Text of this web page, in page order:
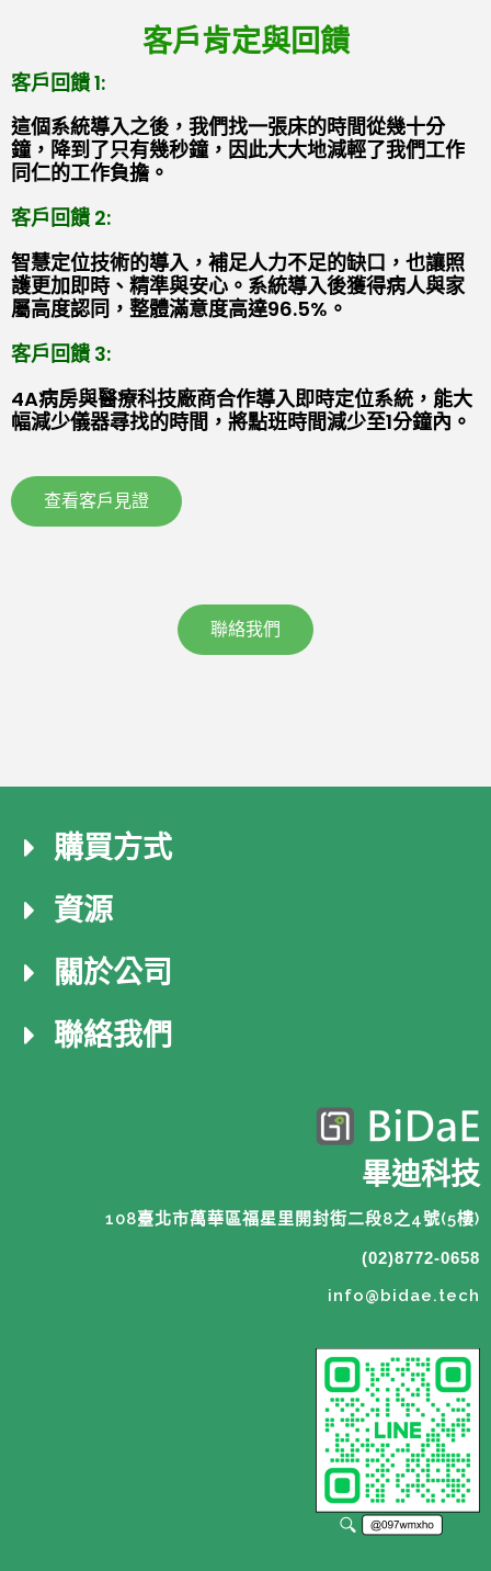
客戶肯定與回饋
客戶回饋 1:
這個系統導入之後，我們找一張床的時間從幾十分
鐘，降到了只有幾秒鐘，因此大大地減輕了我們工作
同仁的工作負擔。
客戶回饋 2:
智慧定位技術的導入，補足人力不足的缺口，也讓照
護更加即時、精準與安心。系統導入後獲得病人與家
屬高度認同，整體滿意度高達96.5%。
客戶回饋 3:
4A病房與醫療科技廠商合作導入即時定位系統，能大
幅減少儀器尋找的時間，將點班時間減少至1分鐘內。
查看客戶見證
聯絡我們
購買方式
資源
關於公司
聯絡我們
畢迪科技
108臺北市萬華區福星里開封街二段8之4號(5樓)
(02)8772-0658
info@bidae.tech